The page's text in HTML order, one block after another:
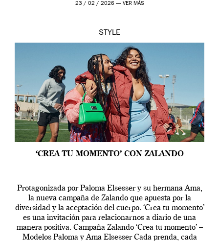
23 / 02 / 2026 — VER MÁS
STYLE
‘CREA TU MOMENTO’ CON ZALANDO
Protagonizada por Paloma Elsesser y su hermana Ama,
la nueva campaña de Zalando que apuesta por la
diversidad y la aceptación del cuerpo. ‘Crea tu momento’
es una invitación para relacionarnos a diario de una
manera positiva. Campaña Zalando ‘Crea tu momento’ –
Modelos Paloma y Ama Elsesser Cada prenda, cada